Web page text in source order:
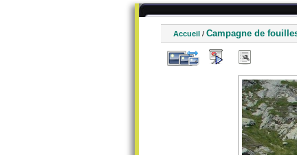
Accueil / Campagne de